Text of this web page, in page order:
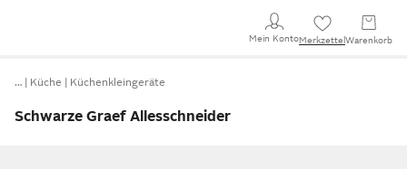
Mein KontoMerkzettel Warenkorb
… Küche Küchenkleingeräte
Schwarze Graef Allesschneider